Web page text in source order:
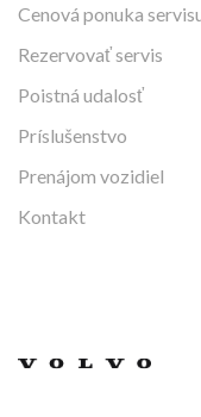
Cenová ponuka
Rezervovať servis
Poistná udalosť
Príslušenstvo
Prenájom vozidiel
Kontakt